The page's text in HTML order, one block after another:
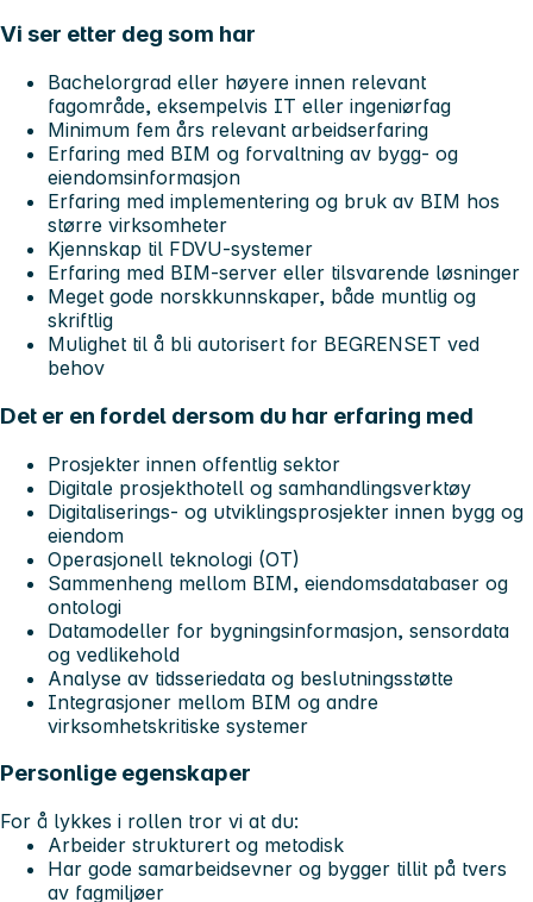
Vi ser etter deg som har
Bachelorgrad eller høyere innen relevant
fagområde, eksempelvis IT eller ingeniørfag
Minimum fem års relevant arbeidserfaring
Erfaring med BIM og forvaltning av bygg- og
eiendomsinformasjon
Erfaring med implementering og bruk av BIM hos
større virksomheter
Kjennskap til FDVU-systemer
Erfaring med BIM-server eller tilsvarende løsninger
Meget gode norskkunnskaper, både muntlig og
skriftlig
Mulighet til å bli autorisert for BEGRENSET ved
behov
Det er en fordel dersom du har erfaring med
Prosjekter innen offentlig sektor
Digitale prosjekthotell og samhandlingsverktøy
Digitaliserings- og utviklingsprosjekter innen bygg og
eiendom
Operasjonell teknologi (OT)
Sammenheng mellom BIM, eiendomsdatabaser og
ontologi
Datamodeller for bygningsinformasjon, sensordata
og vedlikehold
Analyse av tidsseriedata og beslutningsstøtte
Integrasjoner mellom BIM og andre
virksomhetskritiske systemer
Personlige egenskaper
For å lykkes i rollen tror vi at du:
Arbeider strukturert og metodisk
Har gode samarbeidsevner og bygger tillit på tvers
av fagmiljøer